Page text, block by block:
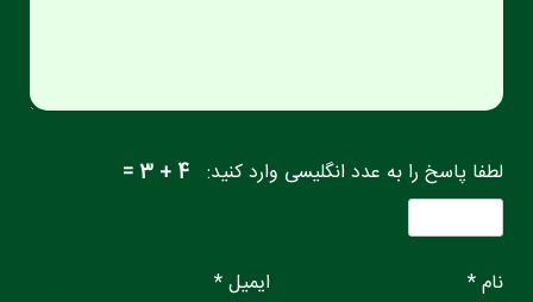
لطفا پاسخ را به عدد انگلیسی وارد کنید: 4 + 3 =
نام * ایمیل *